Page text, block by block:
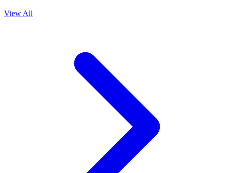
View All